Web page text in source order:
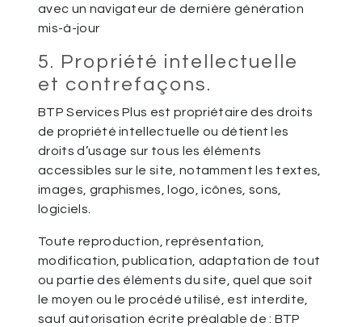
avec un navigateur de dernière génération
mis-à-jour
5. Propriété intellectuelle
et contrefaçons.
BTP Services Plus est propriétaire des droits
de propriété intellectuelle ou détient les
droits d’usage sur tous les éléments
accessibles sur le site, notamment les textes,
images, graphismes, logo, icônes, sons,
logiciels.
Toute reproduction, représentation,
modification, publication, adaptation de tout
ou partie des éléments du site, quel que soit
le moyen ou le procédé utilisé, est interdite,
sauf autorisation écrite préalable de : BTP